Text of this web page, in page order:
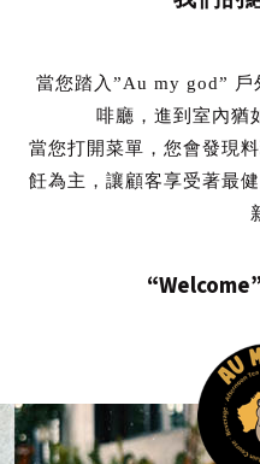
當您踏入”Au my god” 戶
啡廳，進到室內猶
當您打開菜單，您會發現
飪為主，讓顧客享受著最